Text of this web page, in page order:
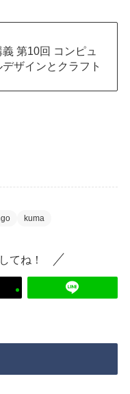
第10回 コンピュ
ザインとクラフト
kuma
てね！